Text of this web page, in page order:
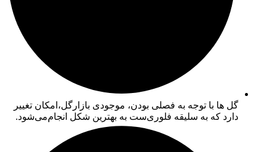
گل ها با توجه به فصلی بودن، موجودی بازارگل،امکان تغییر
دارد که به سلیقه فلوری‌ست به بهترین شکل انجام‌می‌شود.